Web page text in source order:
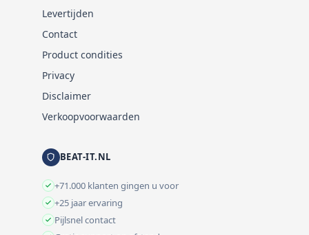
Levertijden
Contact
Product condities
Privacy
Disclaimer
Verkoopvoorwaarden
BEAT-IT.NL
+71.000 klanten gingen u voor
+25 jaar ervaring
Pijlsnel contact